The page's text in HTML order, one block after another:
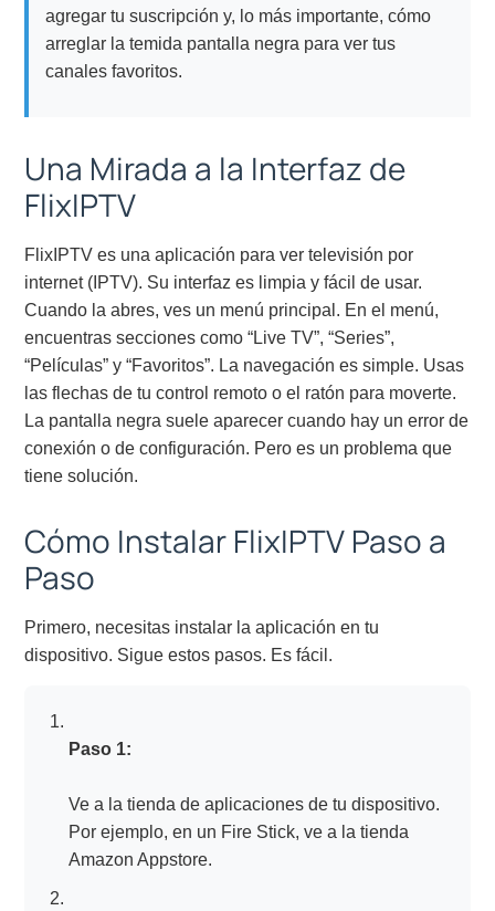
agregar tu suscripción y, lo más importante, cómo
arreglar la temida pantalla negra para ver tus
canales favoritos.
Una Mirada a la Interfaz de
FlixIPTV
FlixIPTV es una aplicación para ver televisión por
internet (IPTV). Su interfaz es limpia y fácil de usar.
Cuando la abres, ves un menú principal. En el menú,
encuentras secciones como “Live TV”, “Series”,
“Películas” y “Favoritos”. La navegación es simple. Usas
las flechas de tu control remoto o el ratón para moverte.
La pantalla negra suele aparecer cuando hay un error de
conexión o de configuración. Pero es un problema que
tiene solución.
Cómo Instalar FlixIPTV Paso a
Paso
Primero, necesitas instalar la aplicación en tu
dispositivo. Sigue estos pasos. Es fácil.
Paso 1:
Ve a la tienda de aplicaciones de tu dispositivo.
Por ejemplo, en un Fire Stick, ve a la tienda
Amazon Appstore.